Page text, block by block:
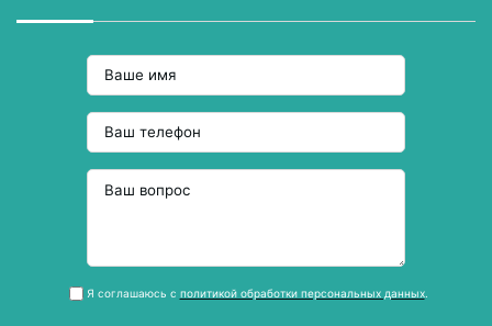
Я соглашаюсь с политикой обработки персональных данных.